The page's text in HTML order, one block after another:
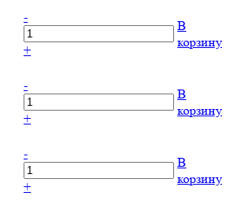
-
+
В
корзину
-
+
В
корзину
-
+
В
корзину